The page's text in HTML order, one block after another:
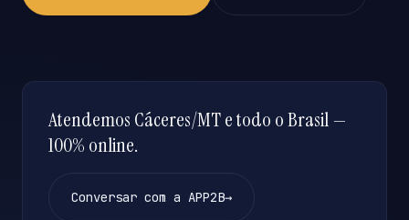
Atendemos Cáceres/MT e todo o Brasil —
100% online.
Conversar com a APP2B→